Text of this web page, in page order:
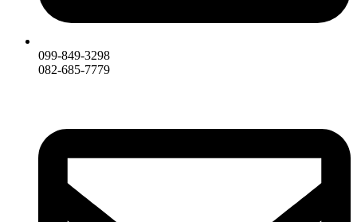
099-849-3298
082-685-7779